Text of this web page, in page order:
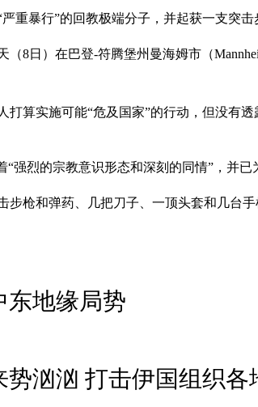
重暴行”的回教极端分子，并起获一支突击
8日）在巴登-符腾堡州曼海姆市（
算实施可能“危及国家”的行动，但没有透
强烈的宗教意识形态和深刻的同情”，并已
步枪和弹药、几把刀子、一顶头套和几台
东地缘局势
汹汹 打击伊国组织各